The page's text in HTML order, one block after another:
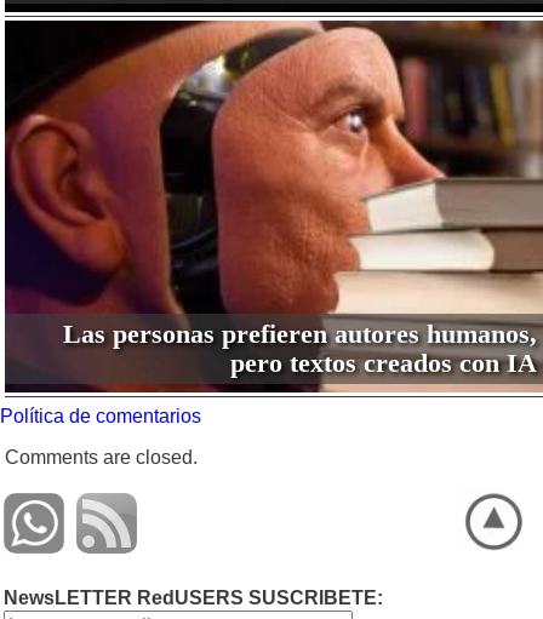
Las personas prefieren autores humanos,
pero textos creados con IA
Política de comentarios
Comments are closed.
NewsLETTER RedUSERS SUSCRIBETE: